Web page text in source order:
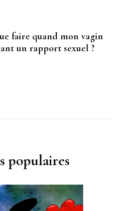
faire quand mon vagin
un rapport sexuel ?
populaires